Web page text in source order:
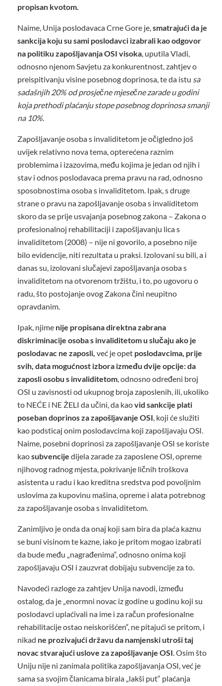
propisan kvotom.
Naime, Unija poslodavaca Crne Gore je,smatrajući da je
sankcija koju su sami poslodavci izabrali kao odgovor
na politiku zapošljavanja OSI visoka, uputila Vladi,
odnosno njenom Savjetu za konkurentnost, zahtjev o
preispitivanju visine posebnog doprinosa, te da istu sa
sadašnjih 20% od prosječne mjesečne zarade u godini
koja prethodi plaćanju stope posebnog doprinosa smanji
na 10%.
Zapošljavanje osoba s invaliditetom je očigledno još
uvijek relativno nova tema, opterećena raznim
problemima i izazovima, među kojima je jedan od njih i
stav i odnos poslodavaca prema pravu na rad, odnosno
sposobnostima osoba s invaliditetom. Ipak, s druge
strane o pravu na zapošljavanje osoba s invaliditetom
skoro da se prije usvajanja posebnog zakona – Zakona o
profesionalnoj rehabilitaciji i zapošljavanju lica s
invaliditetom (2008) – nije ni govorilo, a posebno nije
bilo evidencije, niti rezultata u praksi. Izolovani su bili, a i
danas su, izolovani slučajevi zapošljavanja osoba s
invaliditetom na otvorenom tržištu, i to, po ugovoru o
radu, što postojanje ovog Zakona čini neupitno
opravdanim.
Ipak, njime nije propisana direktna zabrana
diskriminacije osoba s invaliditetom u slučaju ako je
poslodavac ne zaposli, već je opet poslodavcima, prije
svih, data mogućnost izbora između dvije opcije: da
zaposli osobu s invaliditetom, odnosno određeni broj
OSI u zavisnosti od ukupnog broja zaposlenih, ili, ukoliko
to NEĆE i NE ŽELI da učini, da kaovid sankcije plati
poseban doprinos za zapošljavanje OSI, koji će služiti
kao podsticaj onim poslodavcima koji zapošljavaju OSI.
Naime, posebni doprinosi za zapošljavanje OSI se koriste
kaosubvencije dijela zarade za zaposlene OSI, opreme
njihovog radnog mjesta, pokrivanje ličnih troškova
asistenta u radu i kao kreditna sredstva pod povoljnim
uslovima za kupovinu mašina, opreme i alata potrebnog
za zapošljavanje osoba s invaliditetom.
Zanimljivo je onda da onaj koji sam bira da plaća kaznu
se buni visinom te kazne, iako je pritom mogao izabrati
da bude među „nagrađenima“, odnosno onima koji
zapošljavaju OSI i zauzvrat dobijaju subvencije za to.
Navodeći razloge za zahtjev Unija navodi, između
ostalog, da je „enormni novac iz godine u godinu koji su
poslodavci uplaćivali na ime i za račun profesionalne
rehabilitacije ostao neiskorišćen“, ne pitajući se pritom, i
nikad ne prozivajući državu da namjenski utroši taj
novac stvarajući uslove za zapošljavanje OSI. Osim što
Uniju nije ni zanimala politika zapošljavanja OSI, već je
sama sa svojim članicama birala „lakši put“ plaćanja